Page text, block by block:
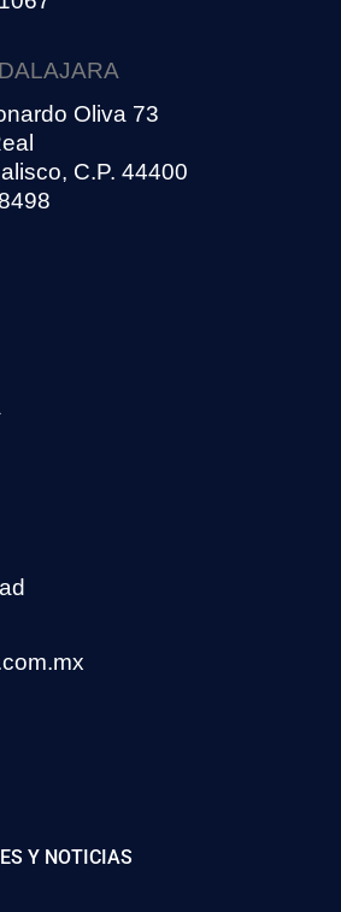
Oliva 73
C.P. 44400
Y NOTICIAS